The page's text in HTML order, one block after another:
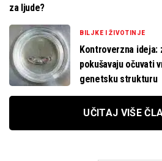
za ljude?
BILJKE I ŽIVOTINJE
Kontroverzna ideja:
pokušavaju očuvati
genetsku strukturu
UČITAJ VIŠE